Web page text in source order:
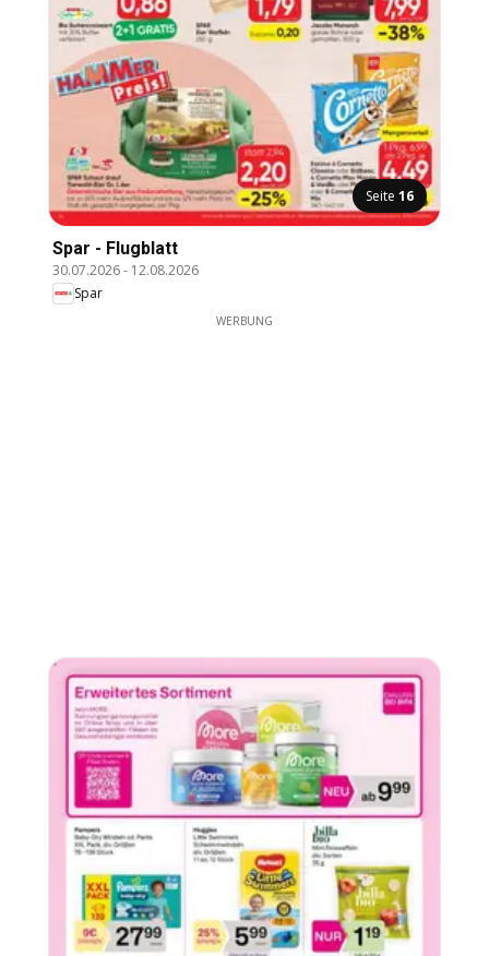
Seite 16
Spar - Flugblatt
30.07.2026- 12.08.2026
Spar
WERBUNG